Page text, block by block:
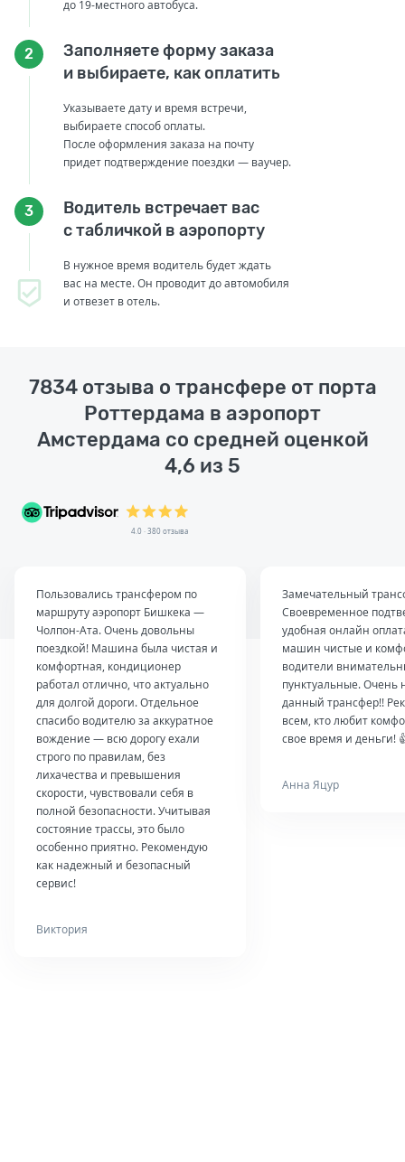
до 19-местного автобуса.
2
Заполняете форму заказа
и выбираете, как оплатить
Указываете дату и время встречи,
выбираете способ оплаты.
После оформления заказа на почту
придет подтверждение поездки — ваучер.
3
Водитель встречает вас
с табличкой в аэропорту
В нужное время водитель будет ждать
вас на месте. Он проводит до автомобиля
и отвезет в отель.
7834 отзыва о трансфере от порта
Роттердама в аэропорт
Амстердама со средней оценкой
4,6 из 5
4.0 · 380 отзыва
Пользовались трансфером по
маршруту аэропорт Бишкека —
Чолпон-Ата. Очень довольны
поездкой! Машина была чистая и
комфортная, кондиционер
работал отлично, что актуально
для долгой дороги. Отдельное
спасибо водителю за аккуратное
вождение — всю дорогу ехали
строго по правилам, без
лихачества и превышения
скорости, чувствовали себя в
полной безопасности. Учитывая
состояние трассы, это было
особенно приятно. Рекомендую
как надежный и безопасный
сервис!
Виктория
Замечательный
Своевременное
удобная онлайн
машин чистые и
водители
пунктуальные. Очень
данный трансфер!!
всем, кто любит
свое время и деньги!
Анна Яцур